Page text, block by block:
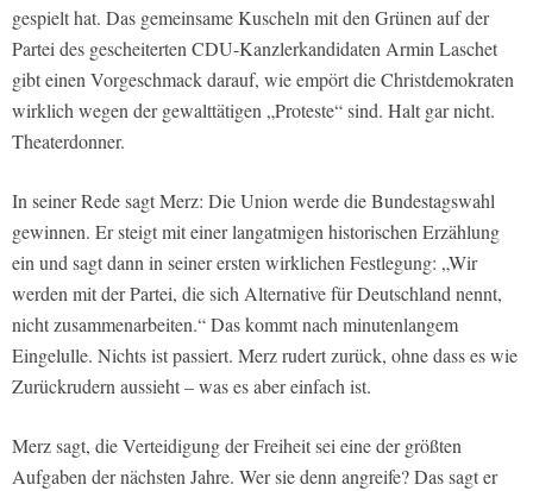
gespielt hat. Das gemeinsame Kuscheln mit den Grünen auf der
Partei des gescheiterten CDU-Kanzlerkandidaten Armin Laschet
gibt einen Vorgeschmack darauf, wie empört die Christdemokraten
wirklich wegen der gewalttätigen „Proteste“ sind. Halt gar nicht.
Theaterdonner.
In seiner Rede sagt Merz: Die Union werde die Bundestagswahl
gewinnen. Er steigt mit einer langatmigen historischen Erzählung
ein und sagt dann in seiner ersten wirklichen Festlegung: „Wir
werden mit der Partei, die sich Alternative für Deutschland nennt,
nicht zusammenarbeiten.“ Das kommt nach minutenlangem
Eingelulle. Nichts ist passiert. Merz rudert zurück, ohne dass es wie
Zurückrudern aussieht – was es aber einfach ist.
Merz sagt, die Verteidigung der Freiheit sei eine der größten
Aufgaben der nächsten Jahre. Wer sie denn angreife? Das sagt er